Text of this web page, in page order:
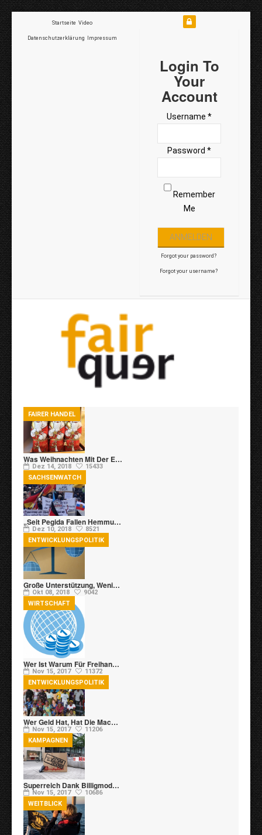
Startseite Video
Datenschutzerklärung Impressum
Login To
Your
Account
Username *
Password *
Remember
Me
Forgot your password?
Forgot your username?
Was Weihnachten Mit Der E…
Dez 14, 2018 15433
FAIRER HANDEL
„Seit Pegida Fallen Hemmu…
Dez 10, 2018 8521
SACHSENWATCH
Große Unterstützung, Weni…
Okt 08, 2018 9042
ENTWICKLUNGSPOLITIK
Wer Ist Warum Für Freihan…
Nov 15, 2017 11372
WIRTSCHAFT
Wer Geld Hat, Hat Die Mac…
Nov 15, 2017 11206
ENTWICKLUNGSPOLITIK
Superreich Dank Billigmod…
Nov 15, 2017 10686
KAMPAGNEN
WEITBLICK